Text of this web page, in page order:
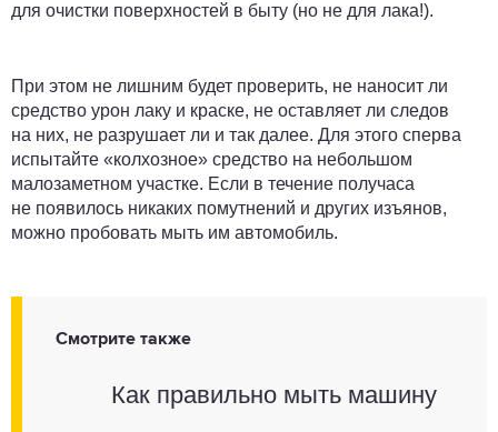
для очистки поверхностей в быту (но не для лака!).
При этом не лишним будет проверить, не наносит ли
средство урон лаку и краске, не оставляет ли следов
на них, не разрушает ли и так далее. Для этого сперва
испытайте «колхозное» средство на небольшом
малозаметном участке. Если в течение получаса
не появилось никаких помутнений и других изъянов,
можно пробовать мыть им автомобиль.
Смотрите также
Как правильно мыть машину